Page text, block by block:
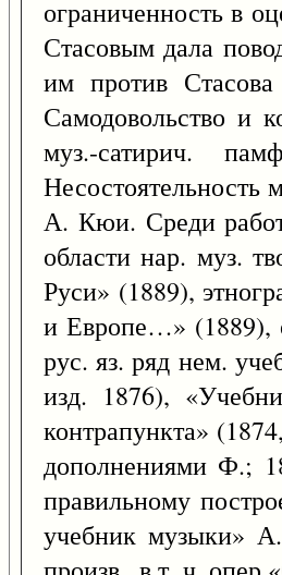
ограниченность в
Стасовым дала
им против
Самодовольство и
муз.-сатирич.
А. Кюи. Среди работ
области нар. муз.
Руси» (1889),
и Европе…» (1889),
рус. яз. ряд нем.
изд. 1876),
контрапункта»
дополнениями Ф.;
правильному
учебник музыки»